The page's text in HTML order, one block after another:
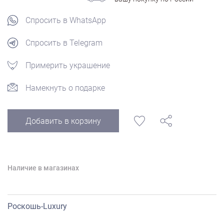
Спросить в WhatsApp
Спросить в Telegram
Примерить украшение
Намекнуть о подарке
Добавить в корзину
Наличие в магазинах
Роскошь-Luxury